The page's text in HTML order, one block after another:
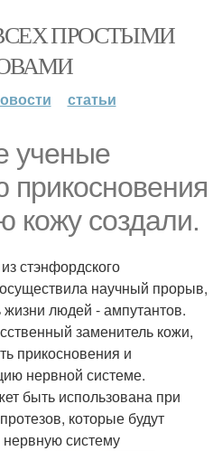
ПРОСТЫМИ
статьи
ученые
кожу создали.
стэнфордского
научный прорыв,
людей - ампутантов.
заменитель кожи,
прикосновения и
нервной системе.
быть использована при
которые будут
систему